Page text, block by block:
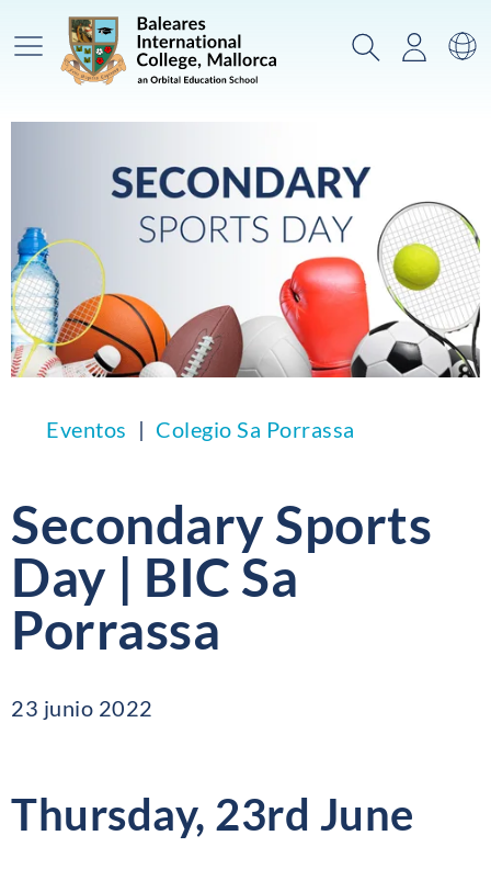
Menú prinicpal BuscarAcceso
Eventos Colegio Sa Porrassa
Secondary Sports
Day | BIC Sa
Porrassa
23 junio 2022
Thursday, 23rd June